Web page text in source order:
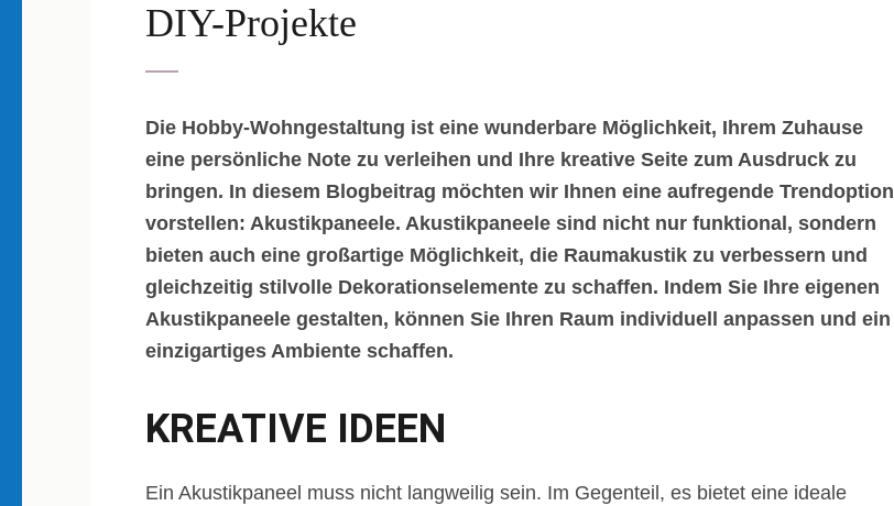
DIY-Projekte
Die Hobby-Wohngestaltung ist eine wunderbare Möglichkeit, Ihrem Zuhause
eine persönliche Note zu verleihen und Ihre kreative Seite zum Ausdruck zu
bringen. In diesem Blogbeitrag möchten wir Ihnen eine aufregende Trendoption
vorstellen: Akustikpaneele. Akustikpaneele sind nicht nur funktional, sondern
bieten auch eine großartige Möglichkeit, die Raumakustik zu verbessern und
gleichzeitig stilvolle Dekorationselemente zu schaffen. Indem Sie Ihre eigenen
Akustikpaneele gestalten, können Sie Ihren Raum individuell anpassen und ein
einzigartiges Ambiente schaffen.
KREATIVE IDEEN
Ein Akustikpaneel muss nicht langweilig sein. Im Gegenteil, es bietet eine ideale